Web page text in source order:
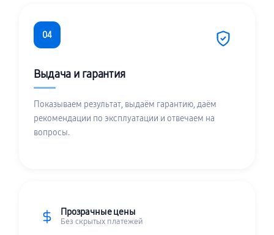
04
Выдача и гарантия
Показываем результат, выдаём гарантию, даём
рекомендации по эксплуатации и отвечаем на
вопросы.
Прозрачные цены
Без скрытых платежей